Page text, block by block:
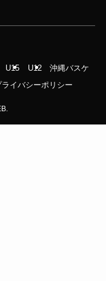
U15 U12
沖縄バスケ
ライバシーポリシー